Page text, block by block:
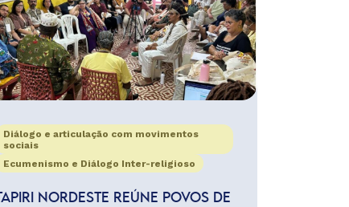
Diálogo e articulação com movimentos
sociais
Ecumenismo e Diálogo Inter-religioso
TAPIRI NORDESTE REÚNE POVOS DE